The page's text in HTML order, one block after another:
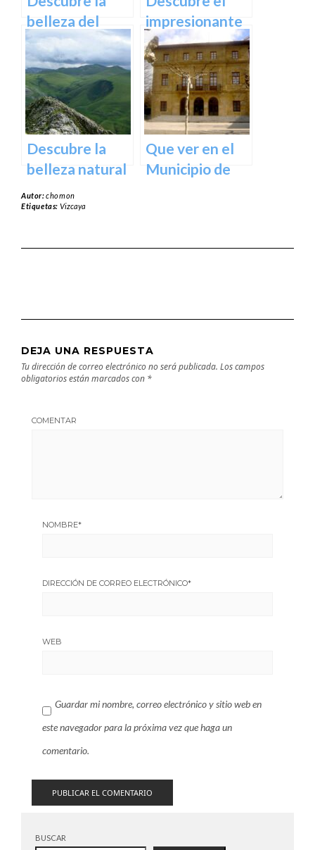
España
belleza del
Santuario de
Arantzazu en
Guipuzcoa –
Guía turística y
cultural
impresionante
arte natural del
Bosque de Oma
en Vizcaya
Descubre la
belleza natural
del Parque
Natural de
próxima
Que ver en el
Municipio de
Autor:chomon
Etiquetas: Vizcaya
DEJA UNA RESPUESTA
Tu dirección de correo electrónico no será publicada. Los campos
obligatorios están marcados con *
COMENTAR
NOMBRE*
DIRECCIÓN DE CORREO ELECTRÓNICO*
WEB
Guardar mi nombre, correo electrónico y sitio web en
este navegador para la próxima vez que haga un
comentario.
BUSCAR